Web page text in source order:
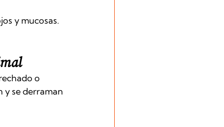
y mucosas.
o
se derraman